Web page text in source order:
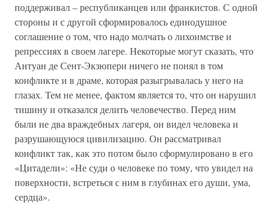
поддерживал – республиканцев или франкистов. С одной
стороны и с другой сформировалось единодушное
соглашение о том, что надо молчать о лихоимстве и
репрессиях в своем лагере. Некоторые могут сказать, что
Антуан де Сент-Экзюпери ничего не понял в том
конфликте и в драме, которая разыгрывалась у него на
глазах. Тем не менее, фактом является то, что он нарушил
тишину и отказался делить человечество. Перед ним
были не два враждебных лагеря, он видел человека и
разрушающуюся цивилизацию. Он рассматривал
конфликт так, как это потом было сформулировано в его
«Цитадели»: «Не суди о человеке по тому, что увидел на
поверхности, встреться с ним в глубинах его души, ума,
сердца».